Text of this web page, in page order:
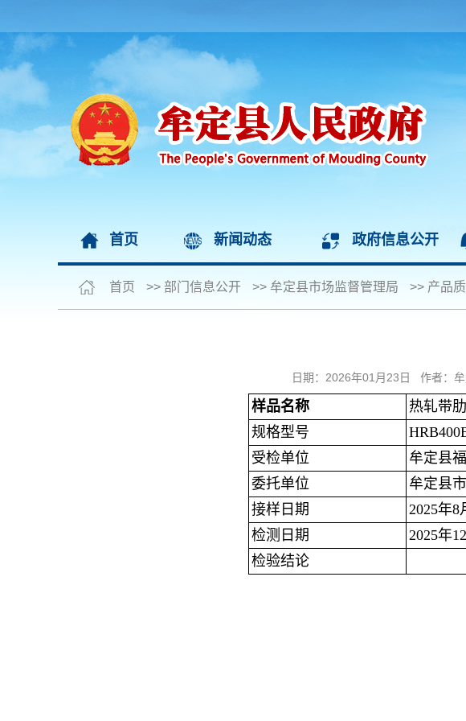
首页 新闻动态 政府信息公开
首页 >> 部门信息公开 >> 牟定县市场监督管理局 >> 产品
日期：2026年01月23日 作者：
样品名称
热轧带
规格型号
受检单位
牟定县
委托单位
牟定县
接样日期
2025年8
检测日期
2025年
检验结论